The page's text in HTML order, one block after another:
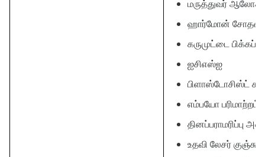
மருத்துவர்
ஹார்மோன்
கருமுட்டை பிக்கப்
ஐசிஎஸ்ஐ
பிளாஸ்டோசிஸ்ட்
எம்பயோ பரிமாற்றம்
தினப்பராமரிப்பு
உதவி லேசர் குஞ்சு